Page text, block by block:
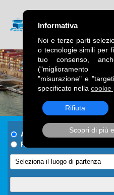
Informativa
Noi e terze parti
o tecnologie simili per
tuo consenso,
("miglioramento
"misurazione" e
specificato nella cookie
Rifiuta
Scopri di più